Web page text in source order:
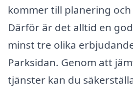
kommer till planering
Därför är det alltid en
minst tre olika
Parksidan. Genom att
tjänster kan du